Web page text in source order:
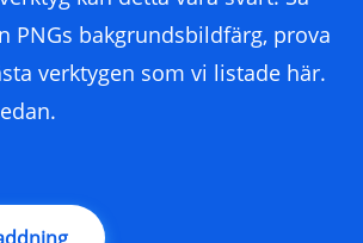
PNGs bakgrundsbildfärg, prova
verktygen som vi listade här.